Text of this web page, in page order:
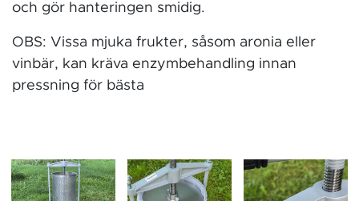
och gör hanteringen smidig.
OBS: Vissa mjuka frukter, såsom aronia eller
vinbär, kan kräva enzymbehandling innan
pressning för bästa